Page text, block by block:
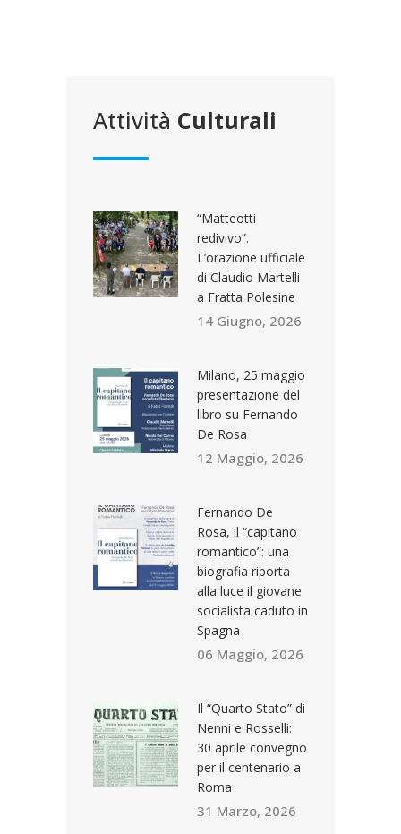
Attività Culturali
“Matteotti
redivivo”.
L’orazione ufficiale
di Claudio Martelli
a Fratta Polesine
14 Giugno, 2026
Milano, 25 maggio
presentazione del
libro su Fernando
De Rosa
12 Maggio, 2026
Fernando De
Rosa, il “capitano
romantico”: una
biografia riporta
alla luce il giovane
socialista caduto in
Spagna
06 Maggio, 2026
Il “Quarto Stato” di
Nenni e Rosselli:
30 aprile convegno
per il centenario a
Roma
31 Marzo, 2026